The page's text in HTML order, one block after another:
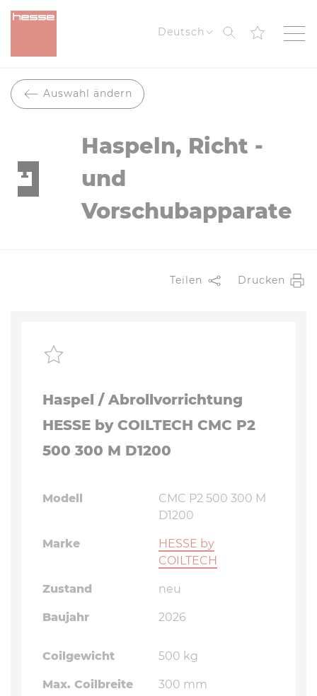
Deutsch Suche
Auswahl ändern
Haspeln, Richt -
und
Vorschubapparate
Teilen Drucken
Haspel / Abrollvorrichtung
HESSE by COILTECH CMC P2
500 300 M D1200
Modell
CMC P2 500 300 M
D1200
Marke
HESSE by
COILTECH
Zustand neu
Baujahr 2026
Coilgewicht 500 kg
Max. Coilbreite 300 mm